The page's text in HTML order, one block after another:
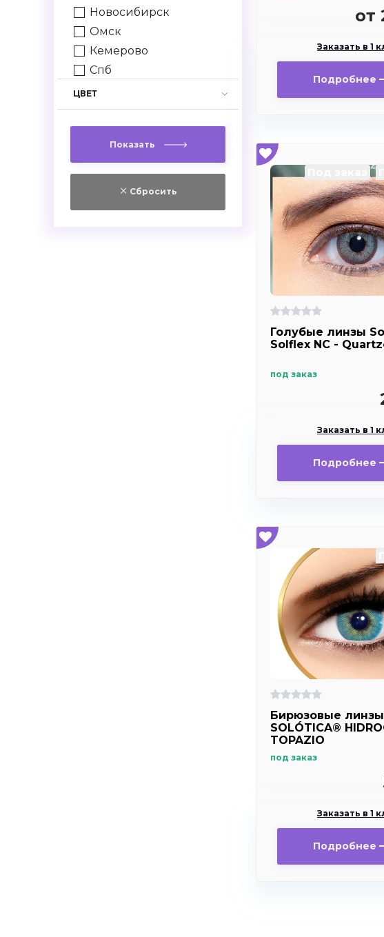
от
Заказать в 1
Подробнее
Голубые линзы
Solflex NC -
под заказ
Заказать в 1
Подробнее
Бирюзовые линзы
SOLÓTICA®
TOPAZIO
под заказ
Заказать в 1
Подробнее
Новосибирск
Омск
Кемерово
Спб
Ростов
Самара
Красноярск
Челябинск
ЦВЕТ
Показать
Сбросить